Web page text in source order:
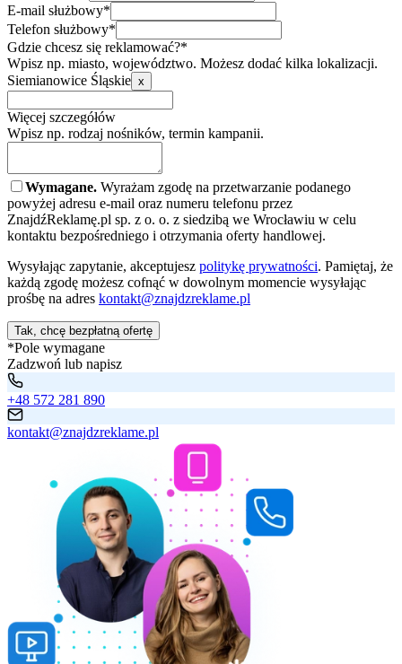
E-mail służbowy*
Telefon służbowy*
Gdzie chcesz się reklamować?*
Wpisz np. miasto, województwo. Możesz dodać kilka lokalizacji.
Siemianowice Śląskie x
Więcej szczegółów
Wpisz np. rodzaj nośników, termin kampanii.
Wymagane. Wyrażam zgodę na przetwarzanie podanego
powyżej adresu e-mail oraz numeru telefonu przez
ZnajdźReklamę.pl sp. z o. o. z siedzibą we Wrocławiu w celu
kontaktu bezpośredniego i otrzymania oferty handlowej.
Wysyłając zapytanie, akceptujesz politykę prywatności. Pamiętaj, że
każdą zgodę możesz cofnąć w dowolnym momencie wysyłając
prośbę na adres kontakt@znajdzreklame.pl
Tak, chcę bezpłatną ofertę
*Pole wymagane
Zadzwoń lub napisz
+48 572 281 890
kontakt@znajdzreklame.pl